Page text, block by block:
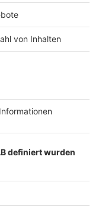
Stamp
leisten, um das
kein
Bürokratie - aber
so wenig